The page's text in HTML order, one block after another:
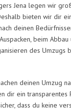
Jena legen wir
bieten wir dir
deinen
beim
des Umzugs
deinen Umzug
dir ein transparentes
dass du keine